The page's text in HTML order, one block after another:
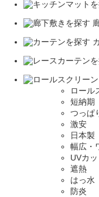
ロール
短納期
つっぱ
激安
日本製
幅広・
UVカッ
遮熱
はっ水
防炎